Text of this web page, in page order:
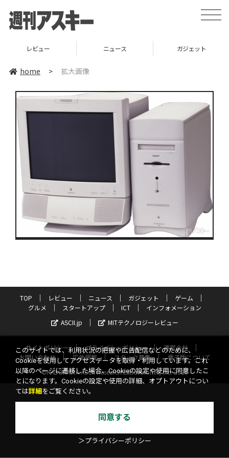
toggle
レビュー ニュース ガジェット
home > 拡大画像
TOP レビュー ニュース ガジェット
ゲーム
グルメ
スタートアップ ICT
インフォメーション
ASCII.jp
MITテクノロジーレビュー
サイトポリシー プライバシーポリシー
運営会社
お問い合わせ
広告掲載 スタッフ募集
電子版について
©KADOKAWA ASCII Research Laboratories, Inc. 2026
このサイトでは、利用状況の把握や広告配信などのために、
Cookieを使用してアクセスデータを取得・利用しています。これ
以降のページに遷移した場合、Cookieの設定や使用に同意したこ
とになります。Cookieの設定や使用の詳細、オプトアウトについ
ては詳細 をご覧ください。
同意する
＞プライバシーポリシー